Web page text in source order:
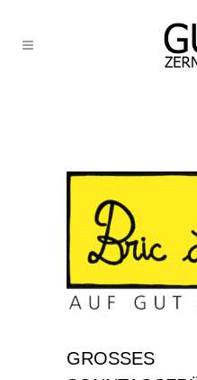
GROSSES S